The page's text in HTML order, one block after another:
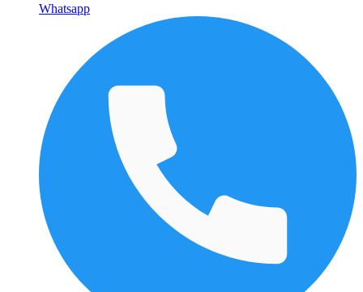
Whatsapp